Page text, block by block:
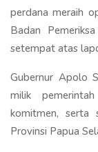
perdana meraih
Badan
setempat atas
Gubernur Apolo
milik
komitmen, serta
Provinsi Papua